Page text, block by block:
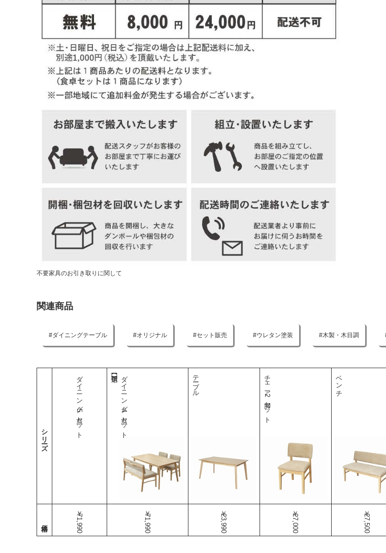
不要家具のお引き取りに関して
関連商品
ダイニングテーブル オリジナル セット販売 ウレタン塗装 木製・木目調
シリーズ
ダイニング5点セット
￥71,990
ダイニング4点セット
￥71,990
テーブル
￥23,990
チェア2脚セット
￥27,000
ベンチ
￥27,500